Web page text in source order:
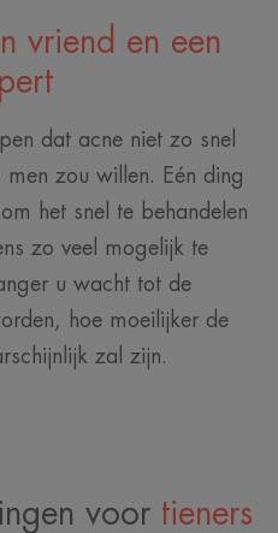
vriend en een
dat acne niet zo snel
zou willen. Eén ding
het snel te behandelen
zo veel mogelijk te
u wacht tot de
hoe moeilijker de
zal zijn.
voor tieners